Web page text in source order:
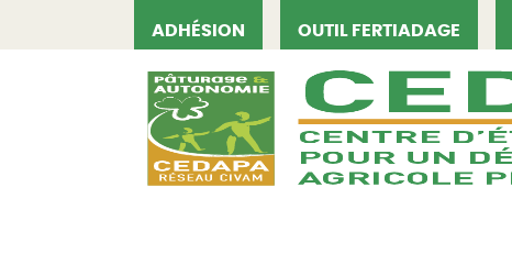
ADHÉSION OUTIL FERTIADAGE
CEDAPA